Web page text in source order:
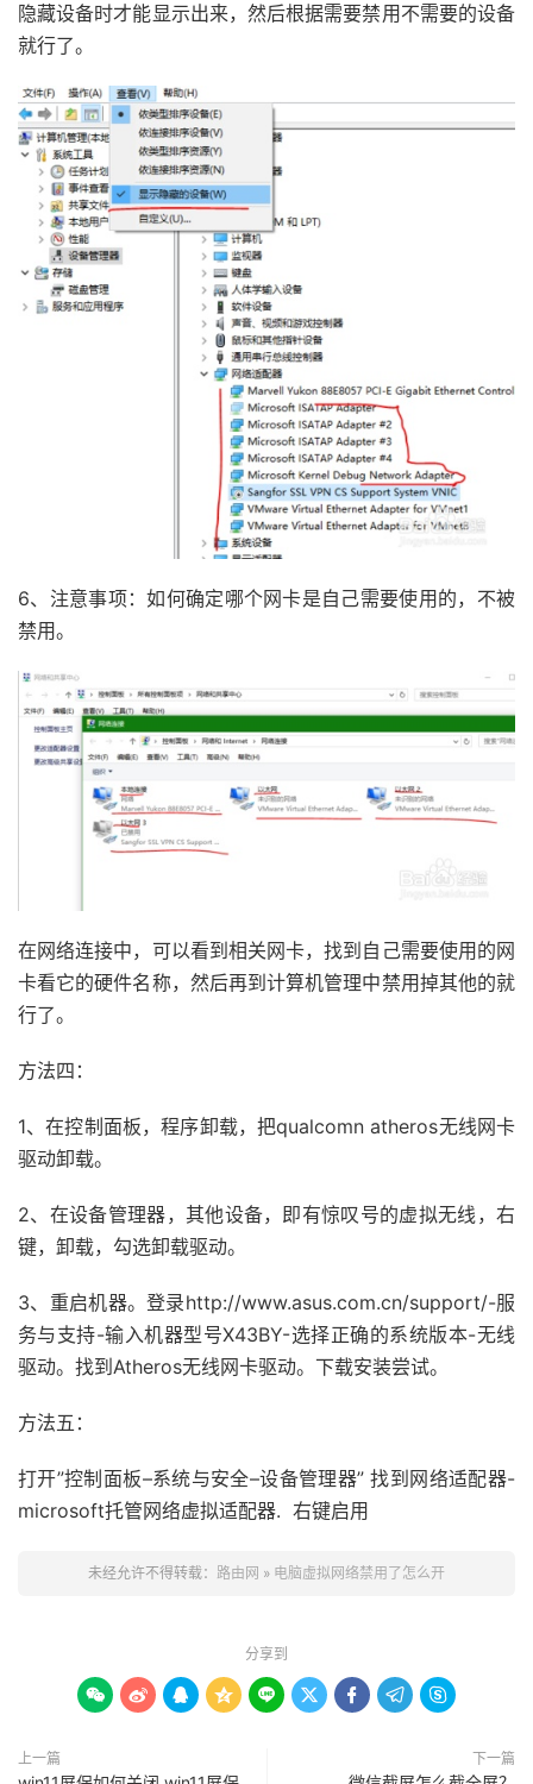
隐藏设备时才能显示出来，然后根据需要禁用不需要的设备
就行了。
6、注意事项：如何确定哪个网卡是自己需要使用的，不被
禁用。
在网络连接中，可以看到相关网卡，找到自己需要使用的网
卡看它的硬件名称，然后再到计算机管理中禁用掉其他的就
行了。
方法四：
1、在控制面板，程序卸载，把qualcomn atheros无线网卡
驱动卸载。
2、在设备管理器，其他设备，即有惊叹号的虚拟无线，右
键，卸载，勾选卸载驱动。
3、重启机器。登录http://www.asus.com.cn/support/-服
务与支持-输入机器型号X43BY-选择正确的系统版本-无线
驱动。找到Atheros无线网卡驱动。下载安装尝试。
方法五：
打开”控制面板–系统与安全–设备管理器” 找到网络适配器-
microsoft托管网络虚拟适配器. 右键启用
未经允许不得转载： 路由网 » 电脑虚拟网络禁用了怎么开
分享到
        
上一篇 下一篇